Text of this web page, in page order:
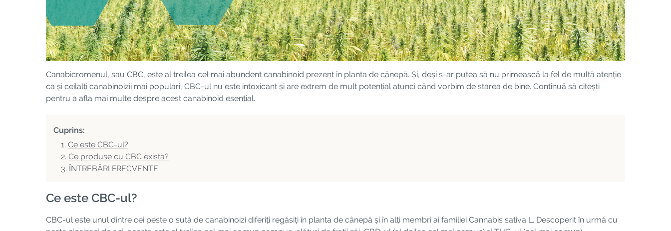
Canabicromenul, sau CBC, este al treilea cel mai abundent canabinoid prezent în planta de cânepă. Și, deși s-ar putea să nu primească la fel de multă atenție
ca și ceilalți canabinoizii mai populari, CBC-ul nu este intoxicant și are extrem de mult potențial atunci când vorbim de starea de bine. Continuă să citești
pentru a afla mai multe despre acest canabinoid esențial.
Cuprins:
Ce este CBC-ul?
Ce produse cu CBC există?
ÎNTREBĂRI FRECVENTE
Ce este CBC-ul?
CBC-ul este unul dintre cei peste o sută de canabinoizi diferiți regăsiți în planta de cânepă și în alți membri ai familiei Cannabis sativa L. Descoperit în urmă cu